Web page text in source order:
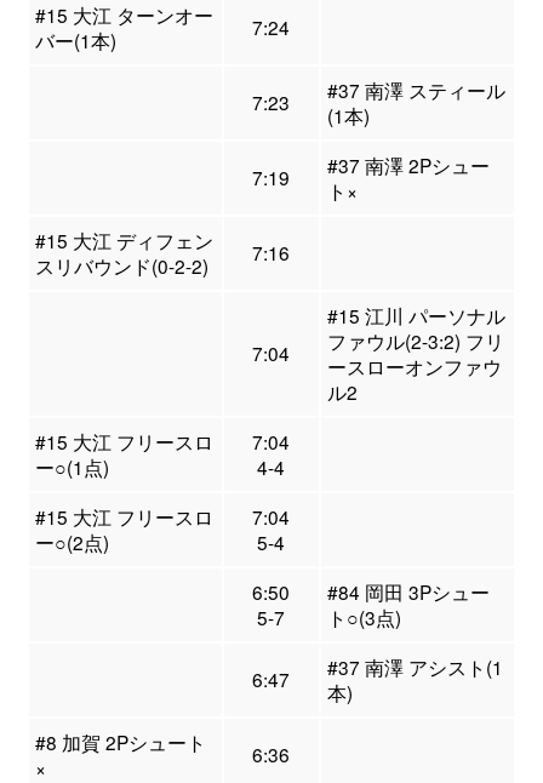
#15 大江 ターンオー
バー(1本)
7:24
7:23
#37 南澤 スティール
(1本)
7:19
#37 南澤 2Pシュー
ト×
#15 大江 ディフェン
スリバウンド(0-2-2)
7:16
7:04
#15 江川 パーソナル
ファウル(2-3:2) フリ
ースローオンファウ
ル2
#15 大江 フリースロ
ー○(1点)
7:04
4-4
#15 大江 フリースロ
ー○(2点)
7:04
5-4
6:50
5-7
#84 岡田 3Pシュー
ト○(3点)
6:47
#37 南澤 アシスト(1
本)
#8 加賀 2Pシュート
×
6:36